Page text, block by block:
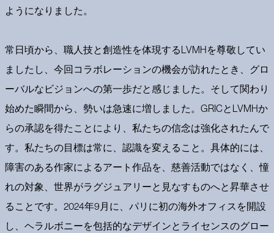
ようになりました。
常日頃から、職人技と創造性を体現するLVMHを尊敬してい
ましたし、今回コラボレーションの機会が訪れたとき、グロ
ーバルなビジョンへの第一歩だと感じました。そして関わり
始めた瞬間から、勢いは急速に増しました。GRICとLVMHか
らの承認を得たことにより、私たちの信念は強化されたんで
す。私たちの目標は常に、認識を変えること。具体的には、
障害のある作家によるアート作品を、慈善活動ではなく、憧
れの対象、世界がラグジュアリーと見なすものへと昇華させ
ることです。2024年9月に、パリに初の海外オフィスを開設
し、ヘラルボニーを包括的なデザインとライセンスのグロー